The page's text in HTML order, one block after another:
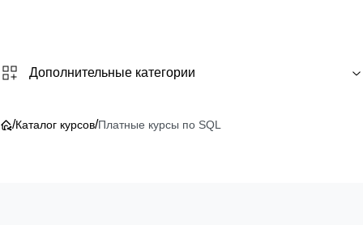
Дополнительные категории
/Каталог курсов/Платные курсы по SQL